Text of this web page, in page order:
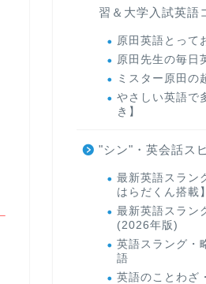
習＆大学入試英語
原田英語とって
原田先生の毎日
ミスター原田の
やさしい英語で
き】
"シン"・英会話ス
最新英語スラン
はらだくん搭載】
最新英語スラン
(2026年版)
英語スラング・
語
英語のことわざ